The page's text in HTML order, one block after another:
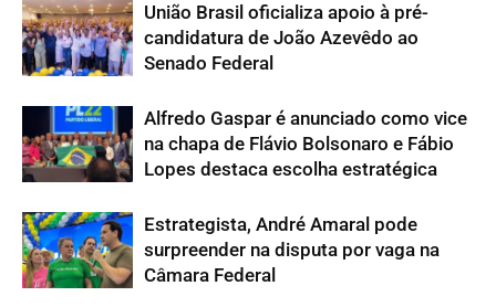
União Brasil oficializa apoio à pré-
candidatura de João Azevêdo ao
Senado Federal
Alfredo Gaspar é anunciado como vice
na chapa de Flávio Bolsonaro e Fábio
Lopes destaca escolha estratégica
Estrategista, André Amaral pode
surpreender na disputa por vaga na
Câmara Federal